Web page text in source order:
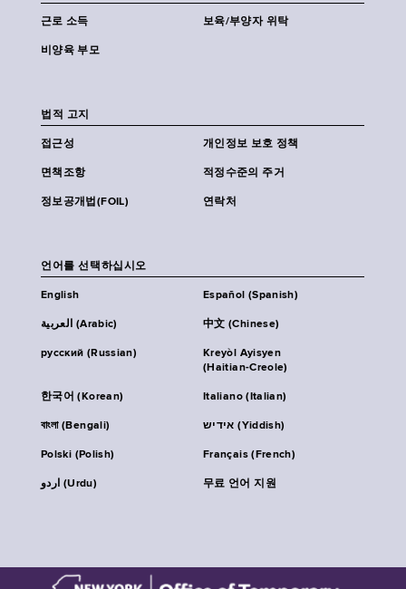
근로 소득 보육/부양자 위탁
비양육 부모
법적 고지
접근성 개인정보 보호 정책
면책조항 적정수준의 주거
정보공개법(FOIL) 연락처
언어를 선택하십시오
English Español (Spanish)
العربية (Arabic) 中文 (Chinese)
русский (Russian)
Kreyòl Ayisyen
(Haitian-Creole)
한국어 (Korean) Italiano (Italian)
বাংলা (Bengali) אידיש (Yiddish)
Polski (Polish) Français (French)
اردو (Urdu) 무료 언어 지원